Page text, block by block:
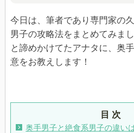
今日は、筆者であり専門家の
男子の攻略法をまとめてみま
と諦めかけてたアナタに、奥
意をお教えします！
目 次
奥手男子と絶食系男子の違い